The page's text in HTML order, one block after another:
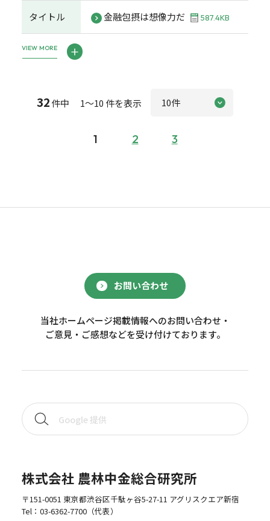
タイトル 金融包摂は想像力だ 587.4KB
VIEW MORE
32件中 1～10 件を表示
1 2 3
お問い合わせ
当社ホームページ掲載情報へのお問い合わせ・
ご意見・ご感想などを受け付けております。
株式会社 農林中金総合研究所
〒151-0051 東京都渋谷区千駄ヶ谷5-27-11 アグリスクエア新宿
Tel： 03-6362-7700（代表）